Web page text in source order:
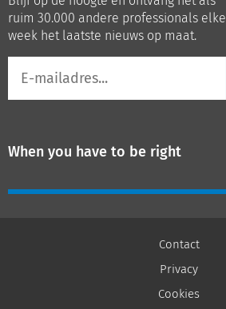
LinkedInYoutube
ruim 30.000 andere professionals elke
week het laatste nieuws op maat.
mailadres
When you have to be right
Contact
Privacy
Cookies